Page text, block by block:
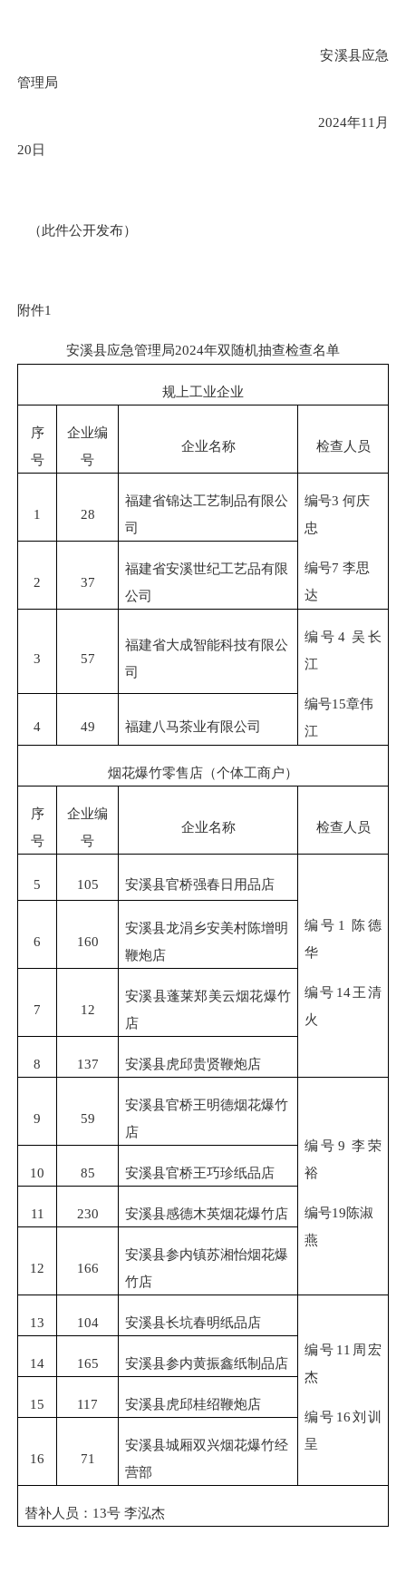
安溪县应急
管理局
2024年11月
20日
（此件公开发布）
附件1
安溪县应急管理局2024年双随机抽查检查名单
规上工业企业
序
号
企业编
号
企业名称 检查人员
1 28
福建省锦达工艺制品有限公
司
编号3 何庆
忠
编号7 李思
达
2 37
福建省安溪世纪工艺品有限
公司
3 57
福建省大成智能科技有限公
司
编号 4 吴长
江
编号15章伟
江
4 49 福建八马茶业有限公司
烟花爆竹零售店（个体工商户）
序
号
企业编
号
企业名称 检查人员
5 105 安溪县官桥强春日用品店
编号 1 陈德
华
编号 14王清
火
6 160
安溪县龙涓乡安美村陈增明
鞭炮店
7 12
安溪县蓬莱郑美云烟花爆竹
店
8 137 安溪县虎邱贵贤鞭炮店
9 59
安溪县官桥王明德烟花爆竹
店
编号 9 李荣
裕
编号19陈淑
燕
10 85 安溪县官桥王巧珍纸品店
11 230 安溪县感德木英烟花爆竹店
12 166
安溪县参内镇苏湘怡烟花爆
竹店
13 104
安溪县长坑春明纸品店
编号 11周宏
杰
编号 16刘训
呈
14 165 安溪县参内黄振鑫纸制品店
15 117 安溪县虎邱桂绍鞭炮店
16 71
安溪县城厢双兴烟花爆竹经
营部
替补人员： 13号 李泓杰